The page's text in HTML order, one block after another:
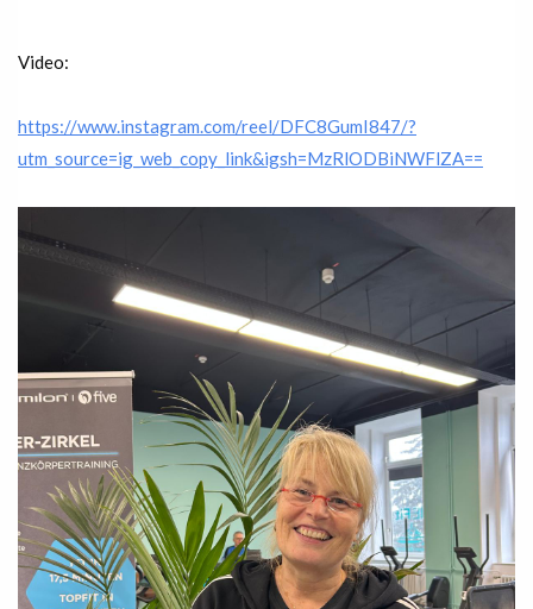
Video:
https://www.instagram.com/reel/DFC8GumI847/?
utm_source=ig_web_copy_link&igsh=MzRlODBiNWFlZA==